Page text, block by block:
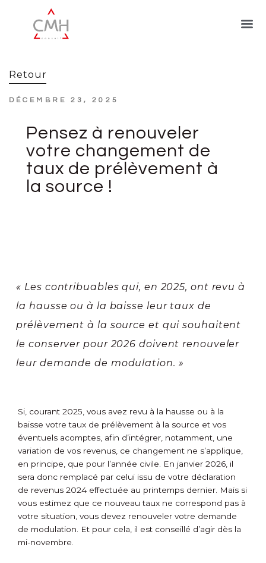
Retour
DÉCEMBRE 23, 2025
Pensez à renouveler
votre changement de
taux de prélèvement à
la source !
« Les contribuables qui, en 2025, ont revu à
la hausse ou à la baisse leur taux de
prélèvement à la source et qui souhaitent
le conserver pour 2026 doivent renouveler
leur demande de modulation. »
Si, courant 2025, vous avez revu à la hausse ou à la
baisse votre taux de prélèvement à la source et vos
éventuels acomptes, afin d’intégrer, notamment, une
variation de vos revenus, ce changement ne s’applique,
en principe, que pour l’année civile. En janvier 2026, il
sera donc remplacé par celui issu de votre déclaration
de revenus 2024 effectuée au printemps dernier. Mais si
vous estimez que ce nouveau taux ne correspond pas à
votre situation, vous devez renouveler votre demande
de modulation. Et pour cela, il est conseillé d’agir dès la
mi-novembre.